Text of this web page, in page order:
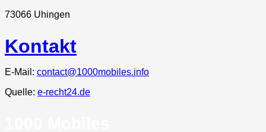
73066 Uhingen
Kontakt
E-Mail: contact@1000mobiles.info
Quelle: e-recht24.de